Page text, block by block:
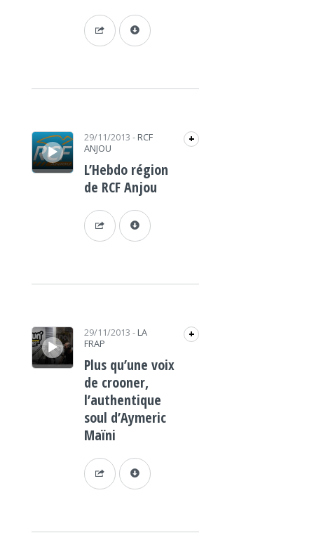
Lecteur audio 29/11/2013 - RCF
ANJOU
+
L’Hebdo région
de RCF Anjou
Lecteur audio 29/11/2013 - LA
FRAP
+
Plus qu’une voix
de crooner,
l’authentique
soul d’Aymeric
Maïni